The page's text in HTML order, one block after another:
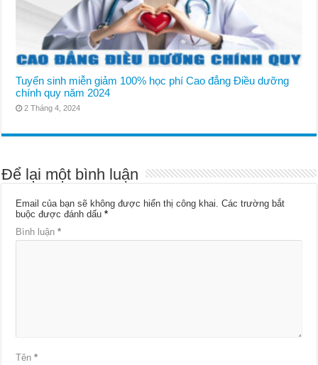
Tuyển sinh miễn giảm 100% học phí Cao đẳng Điều dưỡng
chính quy năm 2024
2 Tháng 4, 2024
Để lại một bình luận
Email của bạn sẽ không được hiển thị công khai. Các trường bắt
buộc được đánh dấu*
Bình luận*
Tên*